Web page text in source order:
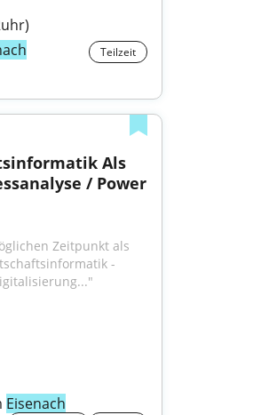
Teilzeit
Student Wirtschaftsinformatik Als
/ Power
-
Eisenach